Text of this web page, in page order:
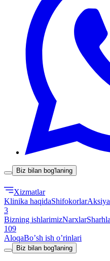
Biz bilan bog'laning
Xizmatlar
Klinika haqidaShifokorlar
3
Bizning ishlarimizNarxlar
109
AloqaBoʼsh ish oʼrinlari
Biz bilan bog'laning